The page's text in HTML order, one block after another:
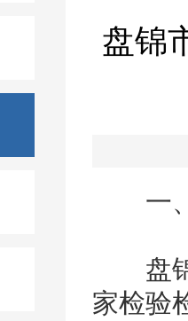
盘锦
一、
盘锦
家检验